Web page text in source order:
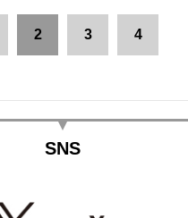
2 3 4
SNS